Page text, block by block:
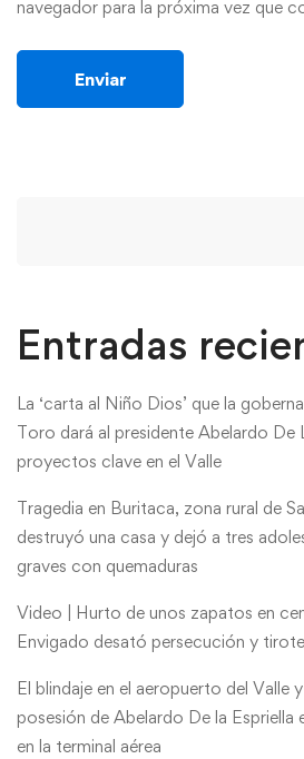
navegador para la próxima vez que
Entradas
La ‘carta al Niño Dios’ que la
Toro dará al presidente Abelardo De
proyectos clave en el Valle
Tragedia en Buritaca, zona rural de
destruyó una casa y dejó a tres
graves con quemaduras
Video | Hurto de unos zapatos en
Envigado desató persecución y
El blindaje en el aeropuerto del Valle
posesión de Abelardo De la Espriella
en la terminal aérea